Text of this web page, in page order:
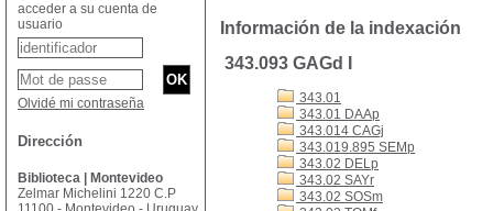
Información de la indexación
343.093 GAGd I
343.01
343.01 DAAp
343.014 CAGj
343.019.895 SEMp
343.02 DELp
343.02 SAYr
343.02 SOSm
acceder a su cuenta de
usuario
Olvidé mi contraseña
Dirección
Biblioteca | Montevideo
Zelmar Michelini 1220 C.P